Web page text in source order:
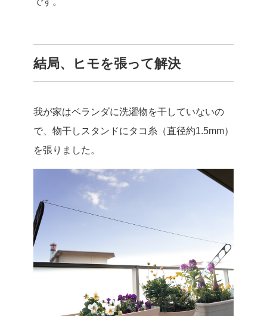
結局、ヒモを張って解決
我が家はベランダに洗濯物を干していないの
で、物干しスタンドにタコ糸（直径約1.5mm）
を張りました。